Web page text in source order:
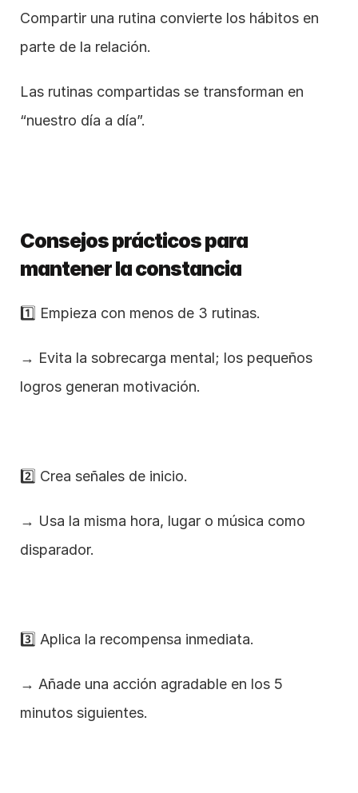
Compartir una rutina convierte los hábitos en
parte de la relación.
Las rutinas compartidas se transforman en
“nuestro día a día”.
Consejos prácticos para
mantener la constancia
1️⃣ Empieza con menos de 3 rutinas.
→ Evita la sobrecarga mental; los pequeños
logros generan motivación.
2️⃣ Crea señales de inicio.
→ Usa la misma hora, lugar o música como
disparador.
3️⃣ Aplica la recompensa inmediata.
→ Añade una acción agradable en los 5
minutos siguientes.